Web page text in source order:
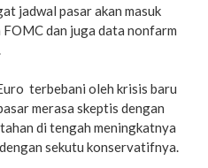
jadwal pasar akan masuk
FOMC dan juga data nonfarm
terbebani oleh krisis baru
merasa skeptis dengan
di tengah meningkatnya
sekutu konservatifnya.